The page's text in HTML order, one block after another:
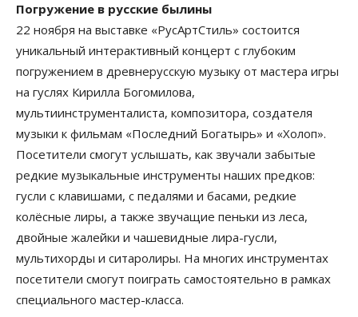
Погружение в русские былины
22 ноября на выставке «РусАртСтиль» состоится
уникальный интерактивный концерт с глубоким
погружением в древнерусскую музыку от мастера игры
на гуслях Кирилла Богомилова,
мультиинструменталиста, композитора, создателя
музыки к фильмам «Последний Богатырь» и «Холоп».
Посетители смогут услышать, как звучали забытые
редкие музыкальные инструменты наших предков:
гусли с клавишами, с педалями и басами, редкие
колёсные лиры, а также звучащие пеньки из леса,
двойные жалейки и чашевидные лира-гусли,
мультихорды и ситаролиры. На многих инструментах
посетители смогут поиграть самостоятельно в рамках
специального мастер-класса.